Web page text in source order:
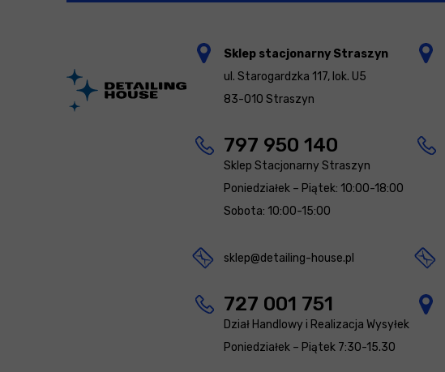
Sklep stacjonarny Straszyn
ul. Starogardzka 117, lok. U5
83-010 Straszyn
797 950 140
Sklep Stacjonarny Straszyn
Poniedziałek – Piątek: 10:00-18:00
Sobota: 10:00-15:00
sklep@detailing-house.pl
727 001 751
Dział Handlowy i Realizacja Wysyłek
Poniedziałek – Piątek 7:30-15.30